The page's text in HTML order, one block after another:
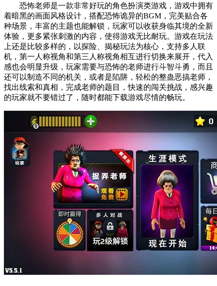
恐怖老师是一款非常好玩的角色扮演类游戏，游戏中拥有
着暗黑的画面风格设计，搭配恐怖诡异的BGM，完美贴合各
种场景，丰富的主题也能解锁，玩家可以收获身临其境的全新
体验，更多紧张刺激的内容，使得游戏无比耐玩。游戏在玩法
上还是比较多样的，以探险、揭秘玩法为核心，支持多人联
机，第一人称视角和第三人称视角相互进行切换来展开，代入
感也会明显升级，玩家需要与恐怖的老师进行斗智斗勇，而且
还可以制造不同的机关，或者是陷阱，轻松的整蛊恶搞老师，
找出线索和真相，完成老师的题目，快速的闯关挑战，感兴趣
的玩家就不要错过了，随时都能下载游戏尽情的畅玩。